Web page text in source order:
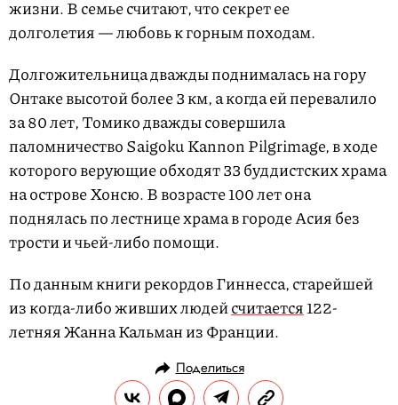
жизни. В семье считают, что секрет ее
долголетия — любовь к горным походам.
Долгожительница дважды поднималась на гору
Онтаке высотой более 3 км, а когда ей перевалило
за 80 лет, Томико дважды совершила
паломничество Saigoku Kannon Pilgrimage, в ходе
которого верующие обходят 33 буддистских храма
на острове Хонсю. В возрасте 100 лет она
поднялась по лестнице храма в городе Асия без
трости и чьей-либо помощи.
По данным книги рекордов Гиннесса, старейшей
из когда-либо живших людейсчитается122-
летняя Жанна Кальман из Франции.
Поделиться